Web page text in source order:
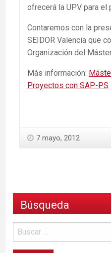
ofrecerá la UPV para
Contaremos con la
SEIDOR Valencia que
Organización del
Más información:
Proyectos con SAP-PS
7 mayo, 2012
Búsqueda